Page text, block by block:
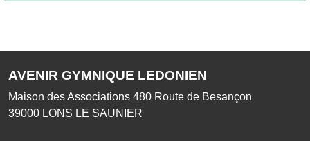
AVENIR GYMNIQUE LEDONIEN
Maison des Associations 480 Route de Besançon
39000 LONS LE SAUNIER